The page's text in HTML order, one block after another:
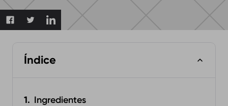
Índice
Ingredientes